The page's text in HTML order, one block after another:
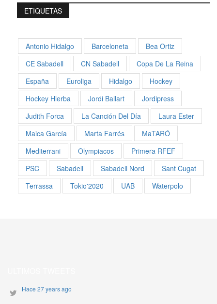
ETIQUETAS
Antonio Hidalgo Barceloneta
Bea Ortiz
CE Sabadell
CN Sabadell
Copa De La Reina
España
Euroliga Hidalgo
Hockey
Hockey Hierba
Jordi Ballart
Jordipress
Judith Forca
La Canción Del Día
Laura Ester
Maica García
Marta Farrés
MaTARÓ
Mediterrani
Olympiacos
Primera RFEF
PSC
Sabadell Sabadell Nord
Sant Cugat
Terrassa
Tokio'2020 UAB Waterpolo
Hace 27 years ago